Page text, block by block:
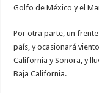
Golfo de México y el
Por otra parte, un
país, y ocasionará
California y Sonora, y
Baja California.